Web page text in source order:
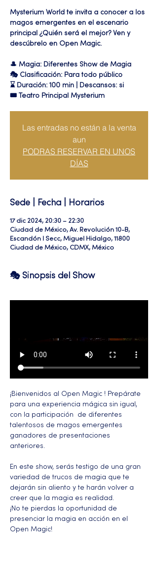
Mysterium World te invita a conocer a los
magos emergentes en el escenario
principal ¿Quién será el mejor? Ven y
descúbrelo en Open Magic.
🎩 Magia: Diferentes Show de Magia
🎭 Clasificación: Para todo público
⌛ Duración: 100 min | Descansos: si
🎟 Teatro Principal Mysterium
Las entradas no están a la venta
aun
PODRAS RESERVAR EN UNOS
DÍAS
Sede | Fecha | Horarios
17 dic 2024, 20:30 – 22:30
Ciudad de México, Av. Revolución 10-B,
Escandón I Secc, Miguel Hidalgo, 11800
Ciudad de México, CDMX, México
🎭 Sinopsis del Show
¡Bienvenidos al Open Magic ! Prepárate
para una experiencia mágica sin igual,
con la participación  de diferentes
talentosos de magos emergentes
ganadores de presentaciones
anteriores.
En este show, serás testigo de una gran
variedad de trucos de magia que te
dejarán sin aliento y te harán volver a
creer que la magia es realidad.
¡No te pierdas la oportunidad de
presenciar la magia en acción en el
Open Magic!